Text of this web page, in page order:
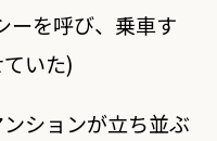
ーを呼び、乗車す
いた)
ションが立ち並ぶ